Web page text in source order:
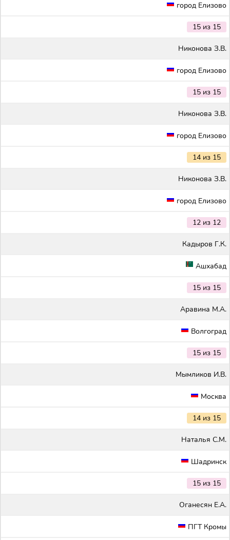
город Елизово
15 из 15
Никонова З.В.
город Елизово
15 из 15
Никонова З.В.
город Елизово
14 из 15
Никонова З.В.
город Елизово
12 из 12
Кадыров Г.К.
Ашхабад
15 из 15
Аравина М.А.
Волгоград
15 из 15
Мымликов И.В.
Москва
14 из 15
Наталья С.М.
Шадринск
15 из 15
Оганесян Е.А.
ПГТ Кромы